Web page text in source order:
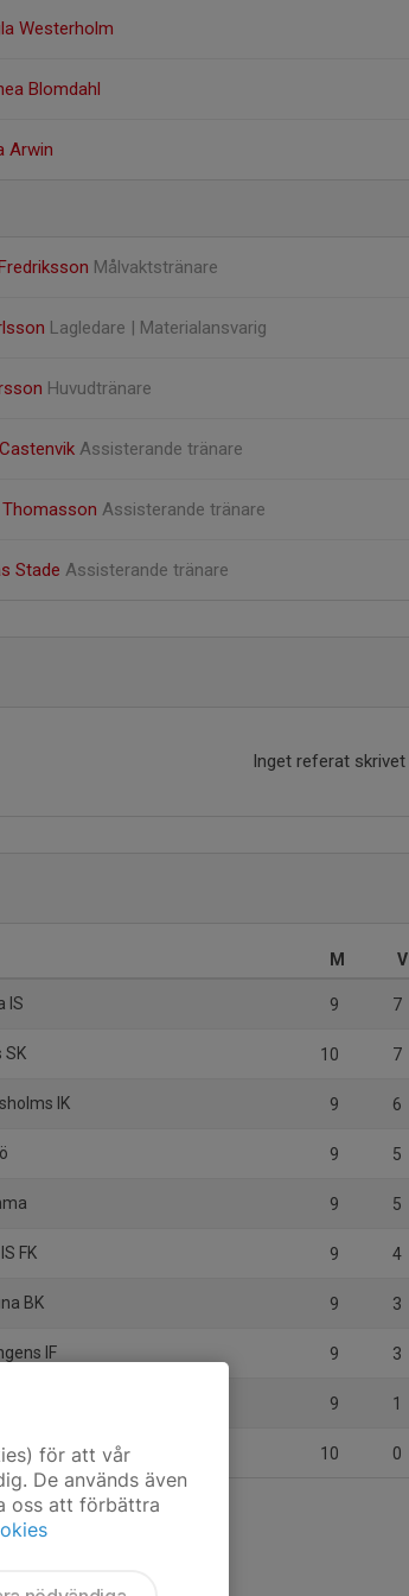
Westerholm
Blomdahl
Arwin
Målvaktstränare
Lagledare | Materialansvarig
Huvudtränare
Assisterande tränare
Assisterande tränare
Stade Assisterande tränare
Inget referat skrivet
M V
IS 9 7
SK 10 7
IK 9 6
9 5
9 5
FK 9 4
BK 9 3
IF 9 3
9 1
10 0
för att vår
De används även
oss att förbättra